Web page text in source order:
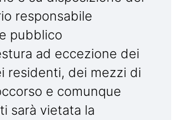
responsabile
pubblico
ad eccezione dei
residenti, dei mezzi di
e comunque
sarà vietata la